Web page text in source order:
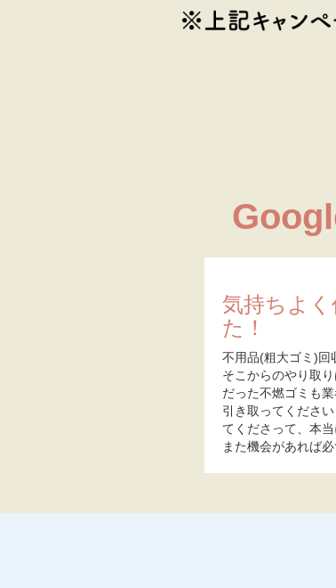
気持ちよ
た！
不用品(粗大ゴミ)回
そこからのやり取
だった不燃ゴミも
引き取ってくださ
てくださって、本
また機会があれば